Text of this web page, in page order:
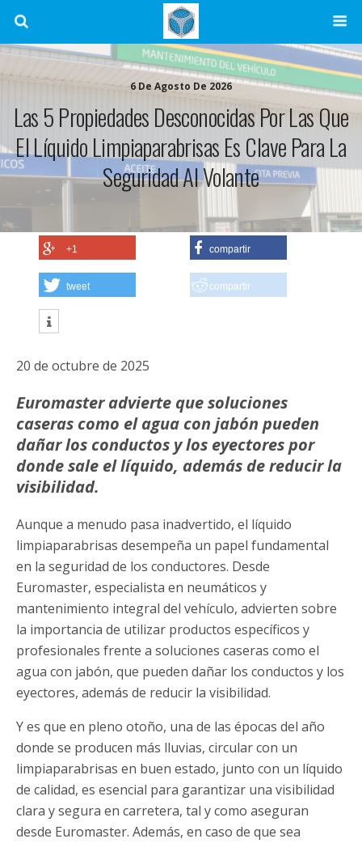
6 De Agosto De 2026
Las 5 Propiedades Desconocidas Por Las Que
El Líquido Limpiaparabrisas Es Clave Para La
Seguridad Al Volante
+1 compartir
tweet compartir
20 de octubre de 2025
Euromaster advierte que soluciones
caseras como el agua con jabón pueden
dañar los conductos y los eyectores por
donde sale el líquido, además de reducir la
visibilidad.
Aunque a menudo pasa inadvertido, el líquido
limpiaparabrisas desempeña un papel fundamental
en la seguridad de los conductores. Desde
Euromaster, especialista en neumáticos y
mantenimiento integral del vehículo, advierten sobre
la importancia de utilizar productos específicos y
profesionales frente a soluciones caseras como el
agua con jabón, que pueden dañar los conductos y los
eyectores, además de reducir la visibilidad.
Y es que en pleno otoño, una de las épocas del año
donde se producen más lluvias, circular con un
limpiaparabrisas en buen estado, junto con un líquido
de calidad, es esencial para garantizar una visibilidad
clara y segura en carretera, tal y como aseguran
desde Euromaster. Además, en caso de que sea